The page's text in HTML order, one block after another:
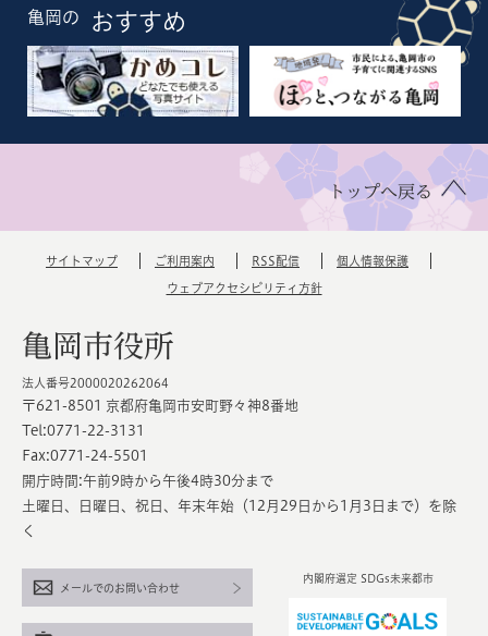
亀岡の おすすめ
トップへ戻る
サイトマップ ご利用案内 RSS配信 個人情報保護
ウェブアクセシビリティ方針
亀岡市役所
法人番号2000020262064
〒621-8501 京都府亀岡市安町野々神8番地
Tel:0771-22-3131
Fax:0771-24-5501
開庁時間:午前9時から午後4時30分まで
土曜日、日曜日、祝日、年末年始（12月29日から1月3日まで）を除
く
内閣府選定 SDGs未来都市
メールでのお問い合わせ